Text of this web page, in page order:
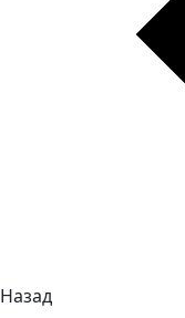
Назад